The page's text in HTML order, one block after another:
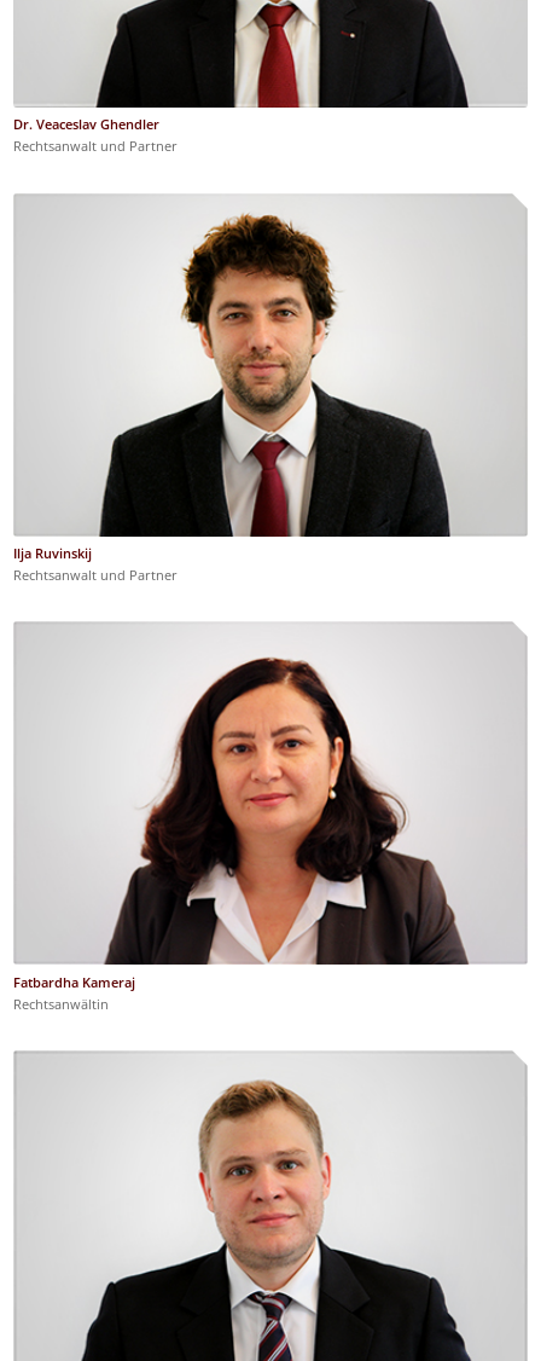
Dr. Veaceslav Ghendler
Rechtsanwalt und Partner
Ilja Ruvinskij
Rechtsanwalt und Partner
Fatbardha Kameraj
Rechtsanwältin